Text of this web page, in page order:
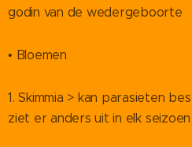
godin van de wedergeboorte
• Bloemen
1. Skimmia > kan parasieten
ziet er anders uit in elk seizoen